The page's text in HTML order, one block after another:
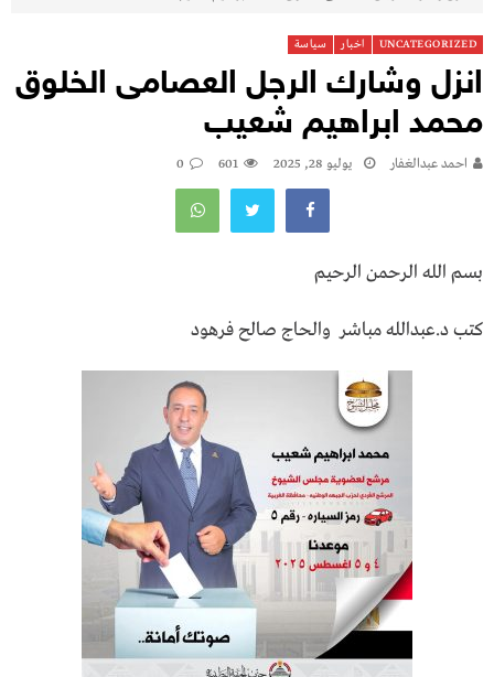
UNCATEGORIZED اخبار سياسة
انزل وشارك الرجل العصامى الخلوق
محمد ابراهيم شعيب
احمد عبدالغفار يوليو 28, 2025 601
0
بسم الله الرحمن الرحيم
كتب د.عبدالله مباشر والحاج صالح فرهود